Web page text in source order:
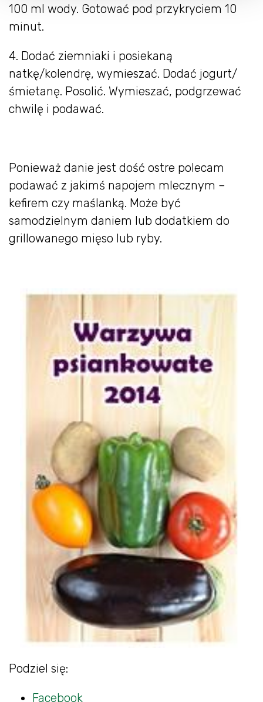
100 ml wody. Gotować pod przykryciem 10
minut.
4. Dodać ziemniaki i posiekaną
natkę/kolendrę, wymieszać. Dodać jogurt/
śmietanę. Posolić. Wymieszać, podgrzewać
chwilę i podawać.
Ponieważ danie jest dość ostre polecam
podawać z jakimś napojem mlecznym –
kefirem czy maślanką. Może być
samodzielnym daniem lub dodatkiem do
grillowanego mięso lub ryby.
Podziel się:
Facebook